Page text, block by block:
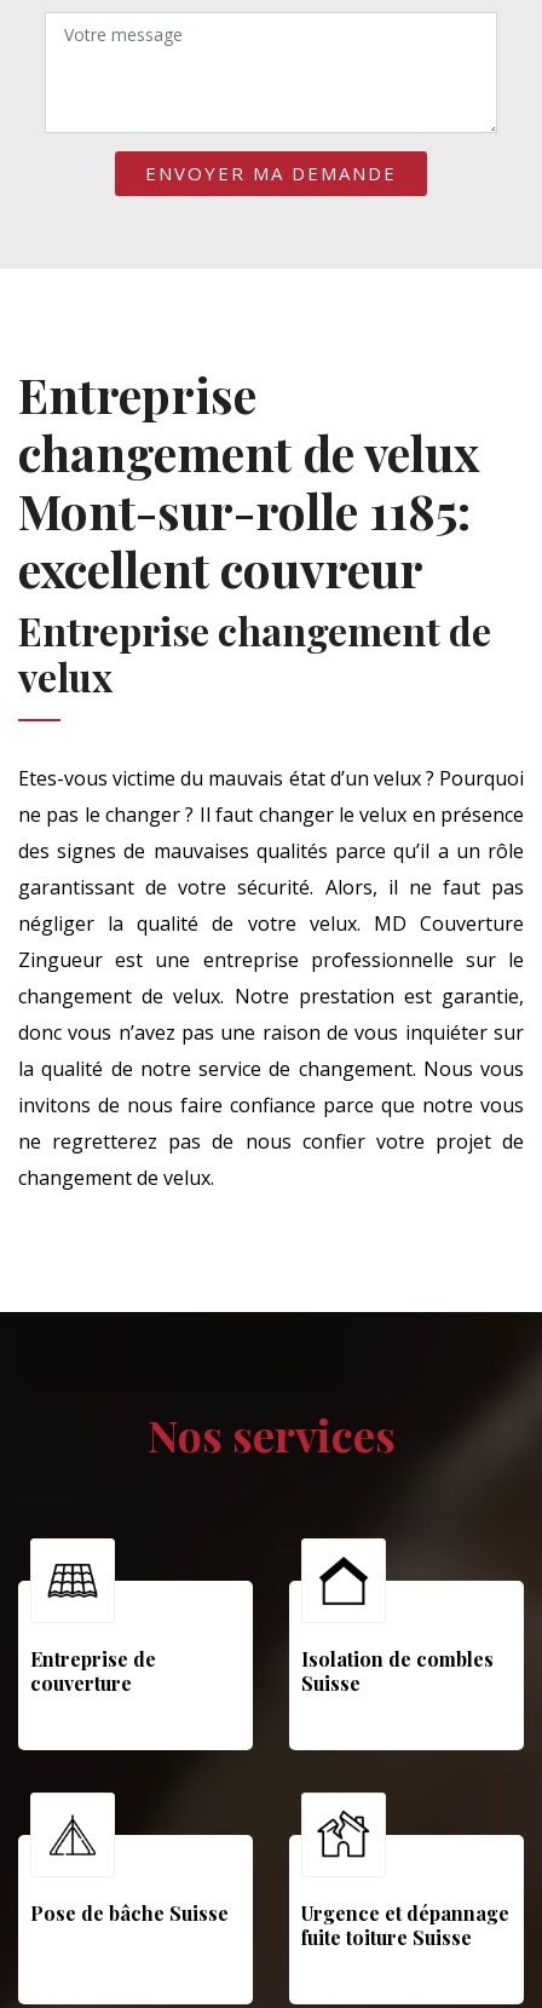
Entreprise
changement de velux
Mont-sur-rolle 1185:
excellent couvreur
Entreprise changement de
velux
Etes-vous victime du mauvais état d’un velux ? Pourquoi
ne pas le changer ? Il faut changer le velux en présence
des signes de mauvaises qualités parce qu’il a un rôle
garantissant de votre sécurité. Alors, il ne faut pas
négliger la qualité de votre velux. MD Couverture
Zingueur est une entreprise professionnelle sur le
changement de velux. Notre prestation est garantie,
donc vous n’avez pas une raison de vous inquiéter sur
la qualité de notre service de changement. Nous vous
invitons de nous faire confiance parce que notre vous
ne regretterez pas de nous confier votre projet de
changement de velux.
Nos services
Entreprise de
couverture
Isolation de combles
Suisse
Pose de bâche Suisse
Urgence et dépannage
fuite toiture Suisse